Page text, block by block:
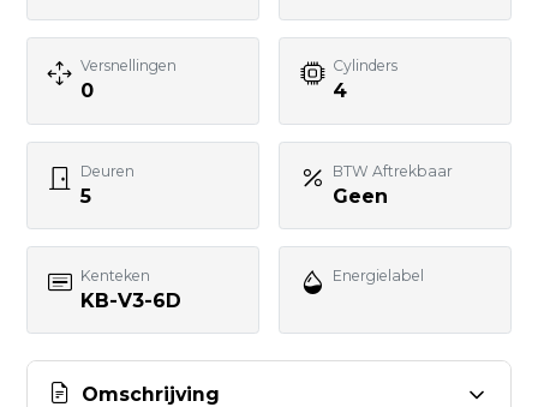
BERICHT VERSTUREN
Versnellingen
0
Cylinders
4
Deuren
5
BTW Aftrekbaar
Geen
Kenteken
KB-V3-6D
Energielabel
Omschrijving